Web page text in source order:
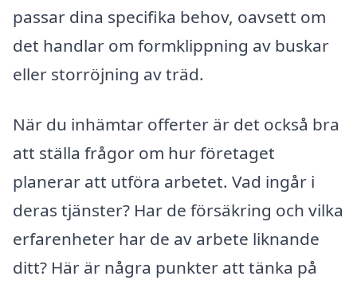
passar dina specifika behov, oavsett om
det handlar om formklippning av buskar
eller storröjning av träd.
När du inhämtar offerter är det också bra
att ställa frågor om hur företaget
planerar att utföra arbetet. Vad ingår i
deras tjänster? Har de försäkring och vilka
erfarenheter har de av arbete liknande
ditt? Här är några punkter att tänka på